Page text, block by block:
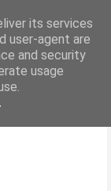
its services
user-agent are
and security
usage